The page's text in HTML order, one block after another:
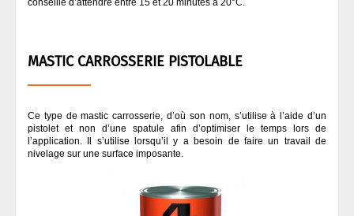
conseillé d’attendre entre 15 et 20 minutes à 20°C.
MASTIC CARROSSERIE PISTOLABLE
Ce type de mastic carrosserie, d’où son nom, s’utilise à l’aide d’un
pistolet et non d’une spatule afin d’optimiser le temps lors de
l’application. Il s’utilise lorsqu’il y a besoin de faire un travail de
nivelage sur une surface imposante.